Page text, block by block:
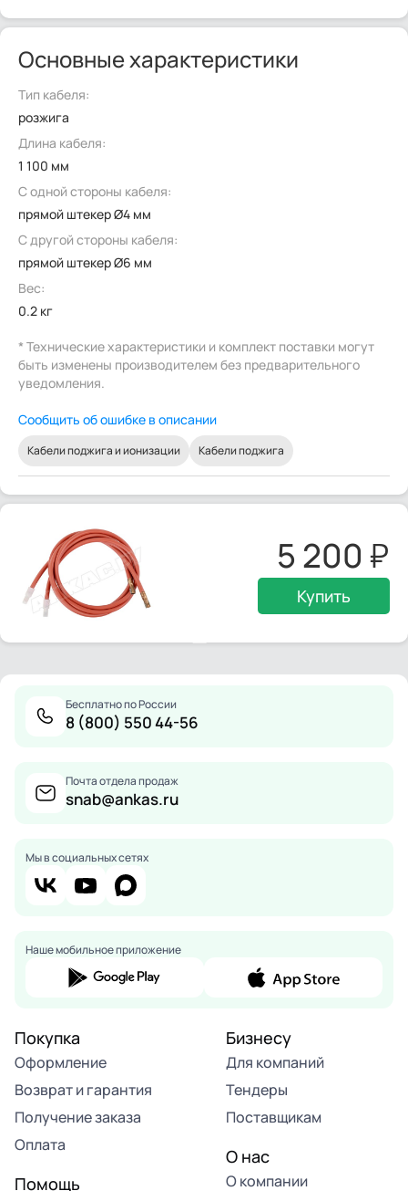
Основные характеристики
Тип кабеля:
розжига
Длина кабеля:
1 100 мм
С одной стороны кабеля:
прямой штекер Ø4 мм
С другой стороны кабеля:
прямой штекер Ø6 мм
Вес:
0.2 кг
* Технические характеристики и комплект поставки могут
быть изменены производителем без предварительного
уведомления.
Сообщить об ошибке в описании
Кабели поджига и ионизации Кабели поджига
5 200
Купить
Бесплатно по России
8 (800) 550 44-56
Почта отдела продаж
snab@ankas.ru
Мы в социальных сетях
Наше мобильное приложение
Покупка
Оформление
Возврат и гарантия
Получение заказа
Оплата
Помощь
Бизнесу
Для компаний
Тендеры
Поставщикам
О нас
О компании